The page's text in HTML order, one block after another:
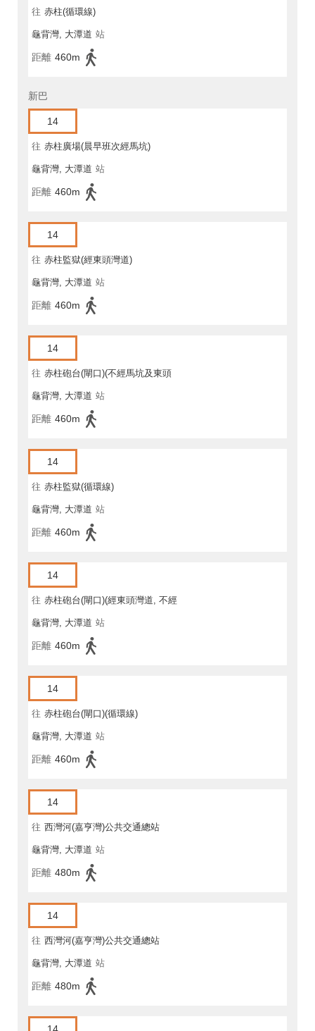
往 赤柱(循環線)
龜背灣, 大潭道 站
距離 460m
新巴
14
往 赤柱廣場(晨早班次經馬坑)
龜背灣, 大潭道 站
距離 460m
14
往 赤柱監獄(經東頭灣道)
龜背灣, 大潭道 站
距離 460m
14
往 赤柱砲台(閘口)(不經馬坑及東頭
灣道)
龜背灣, 大潭道 站
距離 460m
14
往 赤柱監獄(循環線)
龜背灣, 大潭道 站
距離 460m
14
往 赤柱砲台(閘口)(經東頭灣道, 不經
馬坑)
龜背灣, 大潭道 站
距離 460m
14
往 赤柱砲台(閘口)(循環線)
龜背灣, 大潭道 站
距離 460m
14
往 西灣河(嘉亨灣)公共交通總站
龜背灣, 大潭道 站
距離 480m
14
往 西灣河(嘉亨灣)公共交通總站
龜背灣, 大潭道 站
距離 480m